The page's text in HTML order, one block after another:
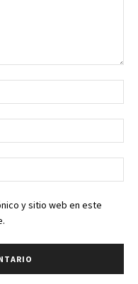
y sitio web en este